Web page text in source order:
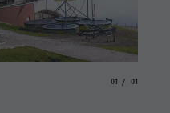
01 01